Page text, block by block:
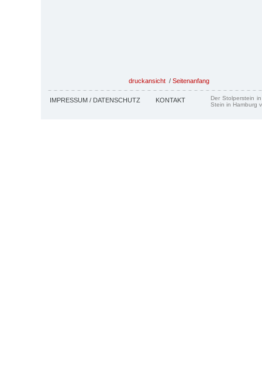
druckansicht / Seitenanfang
IMPRESSUM / DATENSCHUTZ KONTAKT
Der Stolperstein
Stein in Hamburg